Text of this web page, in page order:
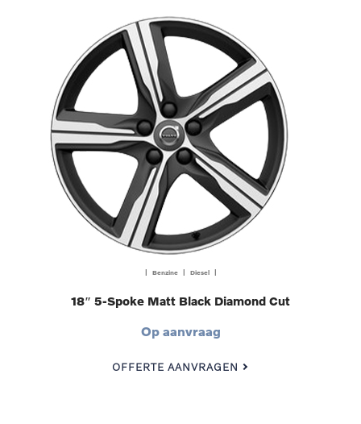
| Benzine | Diesel |
18″ 5-Spoke Matt Black Diamond Cut
Op aanvraag
OFFERTE AANVRAGEN